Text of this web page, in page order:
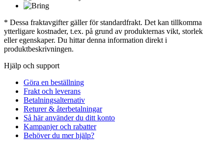
* Dessa fraktavgifter gäller för standardfrakt. Det kan tillkomma
ytterligare kostnader, t.ex. på grund av produkternas vikt, storlek
eller egenskaper. Du hittar denna information direkt i
produktbeskrivningen.
Hjälp och support
Göra en beställning
Frakt och leverans
Betalningsalternativ
Returer & återbetalningar
Så här använder du ditt konto
Kampanjer och rabatter
Behöver du mer hjälp?